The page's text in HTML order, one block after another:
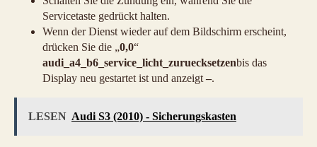
Servicetaste gedrückt halten.
Wenn der Dienst wieder auf dem Bildschirm erscheint,
drücken Sie die „0,0“
audi_a4_b6_service_licht_zuruecksetzenbis das
Display neu gestartet ist und anzeigt –.
LESEN Audi S3 (2010) - Sicherungskasten